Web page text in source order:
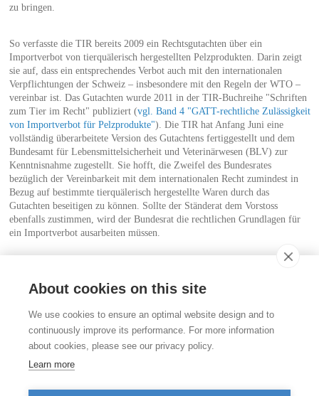
zu bringen.
So verfasste die TIR bereits 2009 ein Rechtsgutachten über ein
Importverbot von tierquälerisch hergestellten Pelzprodukten. Darin zeigt
sie auf, dass ein entsprechendes Verbot auch mit den internationalen
Verpflichtungen der Schweiz – insbesondere mit den Regeln der WTO –
vereinbar ist. Das Gutachten wurde 2011 in der TIR-Buchreihe "Schriften
zum Tier im Recht" publiziert (vgl. Band 4 "GATT-rechtliche Zulässigkeit
von Importverbot für Pelzprodukte"). Die TIR hat Anfang Juni eine
vollständig überarbeitete Version des Gutachtens fertiggestellt und dem
Bundesamt für Lebensmittelsicherheit und Veterinärwesen (BLV) zur
Kenntnisnahme zugestellt. Sie hofft, die Zweifel des Bundesrates
bezüglich der Vereinbarkeit mit dem internationalen Recht zumindest in
Bezug auf bestimmte tierquälerisch hergestellte Waren durch das
Gutachten beseitigen zu können. Sollte der Ständerat dem Vorstoss
ebenfalls zustimmen, wird der Bundesrat die rechtlichen Grundlagen für
ein Importverbot ausarbeiten müssen.
Die TIR gratuliert Matthias Aebischer zu diesem Erfolg und dankt ihm für
Stiftung für das Tier im Recht (TIR)
Rigistrasse 9
CH - 8006 Zürich
info@tierimrecht.org
Ihre Spende kann von den Steuern abgezogen werden.
About cookies on this site
We use cookies to ensure an optimal website design and to
continuously improve its performance. For more information
about cookies, please see our privacy policy.
Learn more